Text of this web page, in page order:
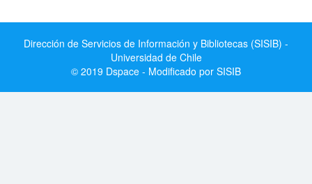
Dirección de Servicios de Información y Bibliotecas (SISIB) -
Universidad de Chile
© 2019 Dspace - Modificado por SISIB